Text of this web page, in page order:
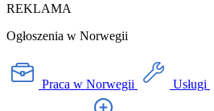
REKLAMA
Ogłoszenia w Norwegii
Praca w Norwegii Usługi